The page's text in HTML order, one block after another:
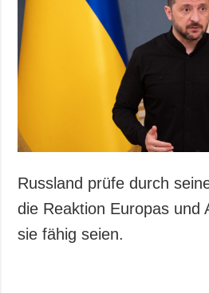
Russland prüfe durch
die Reaktion Europas und
sie fähig seien.